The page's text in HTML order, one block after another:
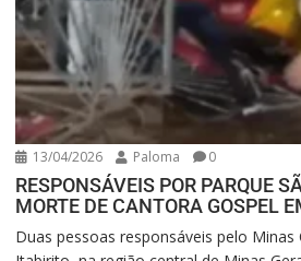
13/04/2026 Paloma 0
RESPONSÁVEIS POR PARQUE
MORTE DE CANTORA GOSPEL
Duas pessoas responsáveis pelo Minas